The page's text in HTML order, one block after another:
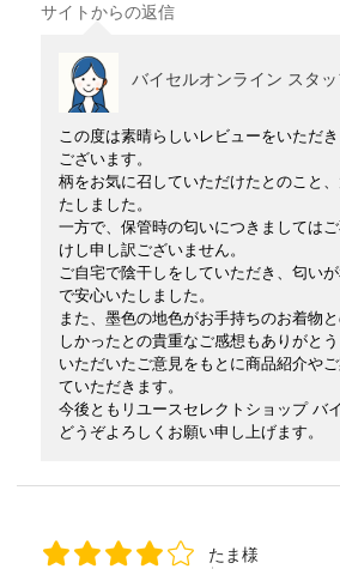
サイトからの返信
バイセルオンライン スタッ
この度は素晴らしいレビューをいただ
ございます。
柄をお気に召していただけたとのこと
たしました。
一方で、保管時の匂いにつきましては
けし申し訳ございません。
ご自宅で陰干しをしていただき、匂い
で安心いたしました。
また、墨色の地色がお手持ちのお着物
しかったとの貴重なご感想もありがとう
いただいたご意見をもとに商品紹介や
ていただきます。
今後ともリユースセレクトショップ バ
どうぞよろしくお願い申し上げます。
たま様